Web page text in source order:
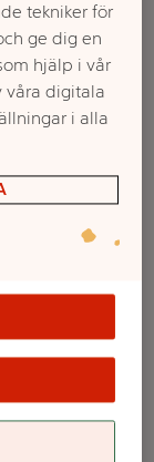
tekniker för
ge dig en
hjälp i vår
våra digitala
i alla